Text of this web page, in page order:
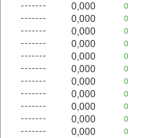
0,000
0
0,000
0
0,000
0
0,000
0
0,000
0
0,000
0
0,000
0
0,000
0
0,000
0
0,000
0
0,000
0